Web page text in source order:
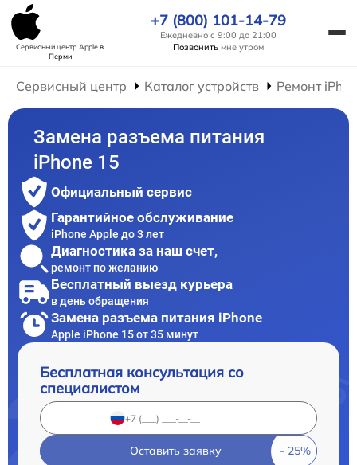
Сервисный центр Appleв
Перми
+7 (800) 101-14-79
Ежедневно с 9:00 до 21:00
Позвонить мне утром
Сервисный центр Каталог устройств Ремонт
Замена разъема питания
iPhone 15
Официальный сервис
Гарантийное обслуживание
iPhone Apple до 3 лет
Диагностика за наш счет,
ремонт по желанию
Бесплатный выезд курьера
в день обращения
Замена разъема питания iPhone
Apple iPhone 15 от 35 минут
Бесплатная консультация со
специалистом
Оставить заявку